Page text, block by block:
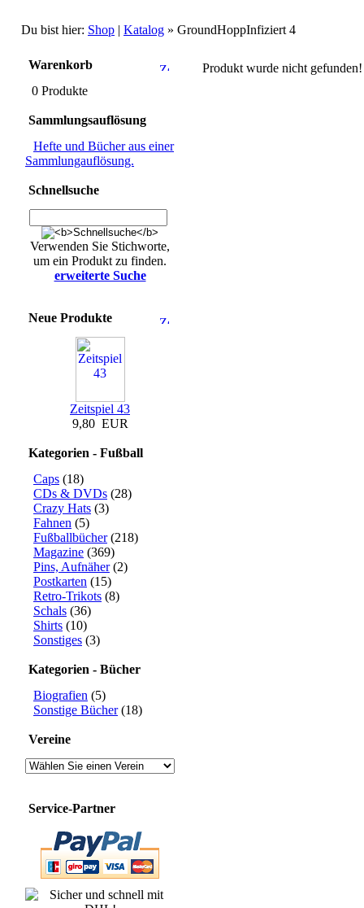
Du bist hier: Shop | Katalog » GroundHoppInfiziert 4
Warenkorb
0 Produkte
Sammlungsauflösung
Hefte und Bücher aus einer
Sammlungauflösung.
Schnellsuche
Verwenden Sie Stichworte,
um ein Produkt zu finden.
erweiterte Suche
Neue Produkte
Zeitspiel 43
9,80 EUR
Kategorien - Fußball
Caps (18)
CDs & DVDs (28)
Crazy Hats (3)
Fahnen (5)
Fußballbücher(218)
Magazine (369)
Pins, Aufnäher(2)
Postkarten (15)
Retro-Trikots (8)
Schals (36)
Shirts (10)
Sonstiges (3)
Kategorien - Bücher
Biografien (5)
Sonstige Bücher(18)
Vereine
Service-Partner
Produkt wurde nicht gefunden!